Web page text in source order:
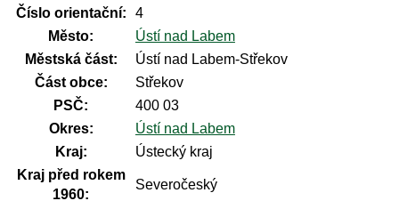
Číslo orientační:
4
Město:
Ústí nad Labem
Městská část:
Ústí nad Labem-Střekov
Část obce:
Střekov
PSČ:
400 03
Okres:
Ústí nad Labem
Kraj:
Ústecký kraj
Kraj před rokem
1960:
Severočeský